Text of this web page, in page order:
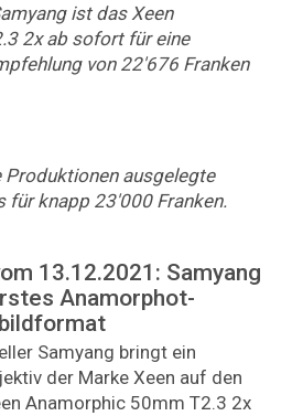
ist das Xeen
2x ab sofort für eine
von 22'676 Franken
ausgelegte
für knapp 23'000 Franken.
13.12.2021: Samyang
Anamorphot-
Samyang bringt ein
der Marke Xeen auf den
Anamorphic 50mm T2.3 2x